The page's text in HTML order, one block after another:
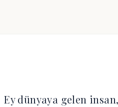
Ey dünyaya gelen